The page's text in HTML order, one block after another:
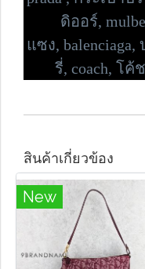
ดิออร์,
แซง, balenciaga,
รี่, coach, โค้
สินค้าเกี่ยวข้อง
New